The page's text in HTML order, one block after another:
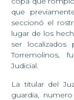
que
seccionó el
lugar de los
ser
Torremolinos,
Judicial.
La titular del
guardia,